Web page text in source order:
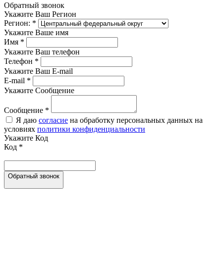
Обратный звонок
Укажите Ваш Регион
Регион: *
Укажите Ваше имя
Имя *
Укажите Ваш телефон
Телефон *
Укажите Ваш E-mail
E-mail *
Укажите Сообщение
Сообщение *
Я даю согласие на обработку персональных данных на
условиях политики конфиденциальности
Укажите Код
Код *
Обратный звонок